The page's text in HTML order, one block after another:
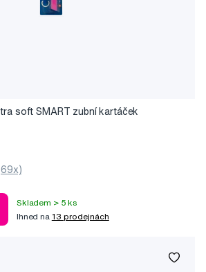
soft SMART zubní kartáček
Skladem > 5 ks
Ihned na 13 prodejnách